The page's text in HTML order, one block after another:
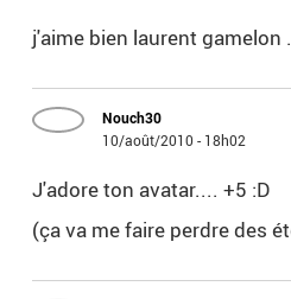
j'aime bien laurent gamelon
Nouch30
10/août/2010 - 18h02
J'adore ton avatar.... +5 :D
(ça va me faire perdre des